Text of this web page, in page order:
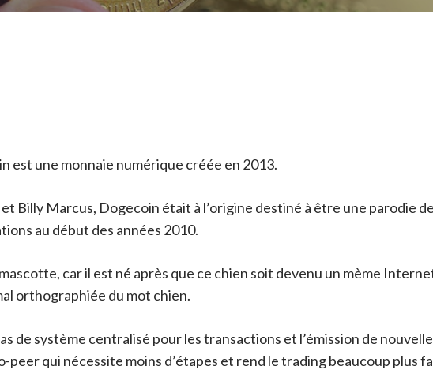
est une monnaie numérique créée en 2013.
Billy Marcus, Dogecoin était à l’origine destiné à être une parodie
au début des années 2010.
car il est né après que ce chien soit devenu un mème
orthographiée du mot chien.
de système centralisé pour les transactions et l’émission de
qui nécessite moins d’étapes et rend le trading beaucoup plus